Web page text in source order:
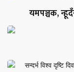
यमपञ्चक,